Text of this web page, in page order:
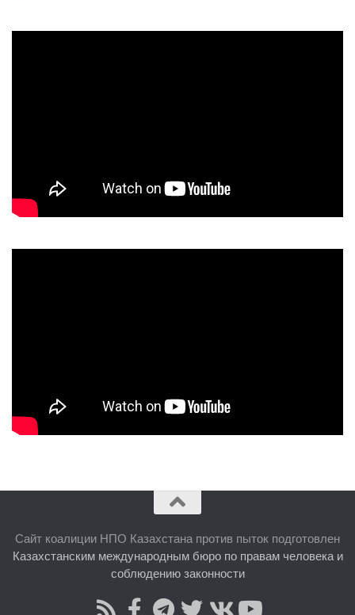
Сайт коалиции НПО Казахстана против пыток подготовлен
Казахстанским международным бюро по правам человека и
соблюдению законности